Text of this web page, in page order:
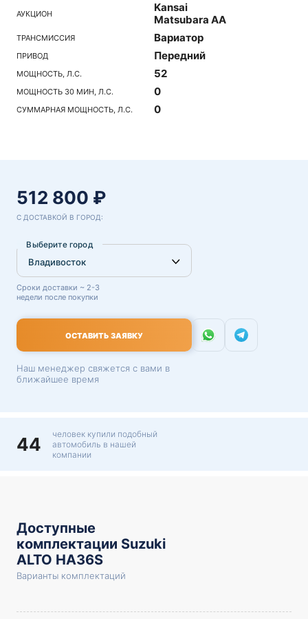
АУКЦИОН
Kansai
Matsubara AA
ТРАНСМИССИЯ Вариатор
ПРИВОД Передний
МОЩНОСТЬ, Л.С. 52
МОЩНОСТЬ 30 МИН, Л.С. 0
СУММАРНАЯ МОЩНОСТЬ, Л.С. 0
512 800 ₽
С ДОСТАВКОЙ В ГОРОД:
Выберите город
Сроки доставки ~ 2-3
недели после покупки
ОСТАВИТЬ ЗАЯВКУ
Наш менеджер свяжется с вами в
ближайшее время
44
человек купили подобный
автомобиль в нашей
компании
Доступные
комплектации Suzuki
ALTO HA36S
Варианты комплектаций